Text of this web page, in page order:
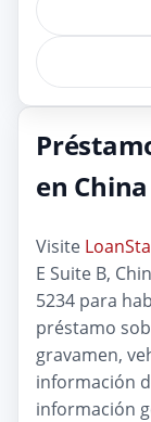
en
Visite
E Suite B,
5234 para
préstamo
gravamen,
información
información